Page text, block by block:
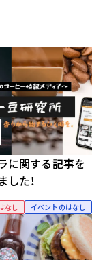
に関する記事を
た！
なし イベントのはなし